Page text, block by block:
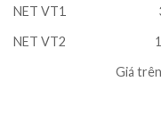
NET VT1
NET VT2
Giá